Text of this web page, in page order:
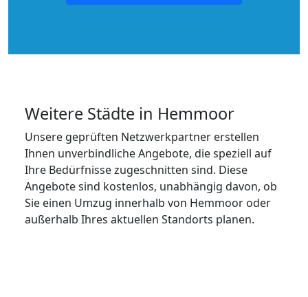
Weitere Städte in Hemmoor
Unsere geprüften Netzwerkpartner erstellen
Ihnen unverbindliche Angebote, die speziell auf
Ihre Bedürfnisse zugeschnitten sind. Diese
Angebote sind kostenlos, unabhängig davon, ob
Sie einen Umzug innerhalb von Hemmoor oder
außerhalb Ihres aktuellen Standorts planen.